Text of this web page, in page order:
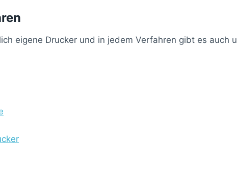
eigene Drucker und in jedem Verfahren gibt es auch